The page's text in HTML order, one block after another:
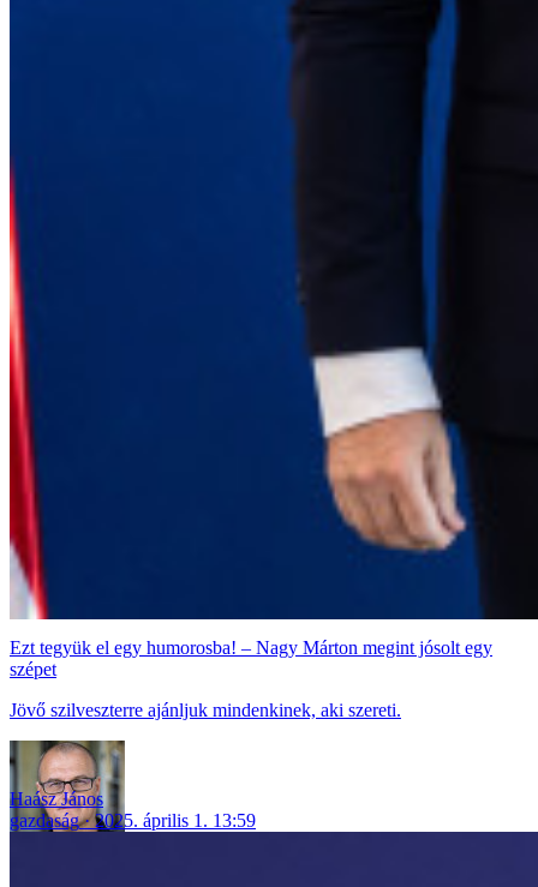
Ezt tegyük el egy humorosba! – Nagy Márton megint jósolt egy
szépet
Jövő szilveszterre ajánljuk mindenkinek, aki szereti.
Haász János
gazdaság
2025. április 1. 13:59